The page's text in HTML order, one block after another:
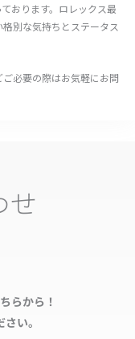
おります。ロレックス最
別な気持ちとステータス
必要の際はお気軽にお問
せ
らから！
い。